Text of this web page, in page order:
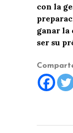
con la
ganar la
ser su